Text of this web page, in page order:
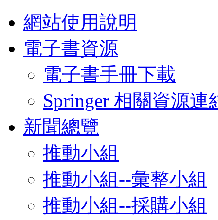
網站使用說明
電子書資源
電子書手冊下載
Springer 相關資源連
新聞總覽
推動小組
推動小組--彙整小組
推動小組--採購小組